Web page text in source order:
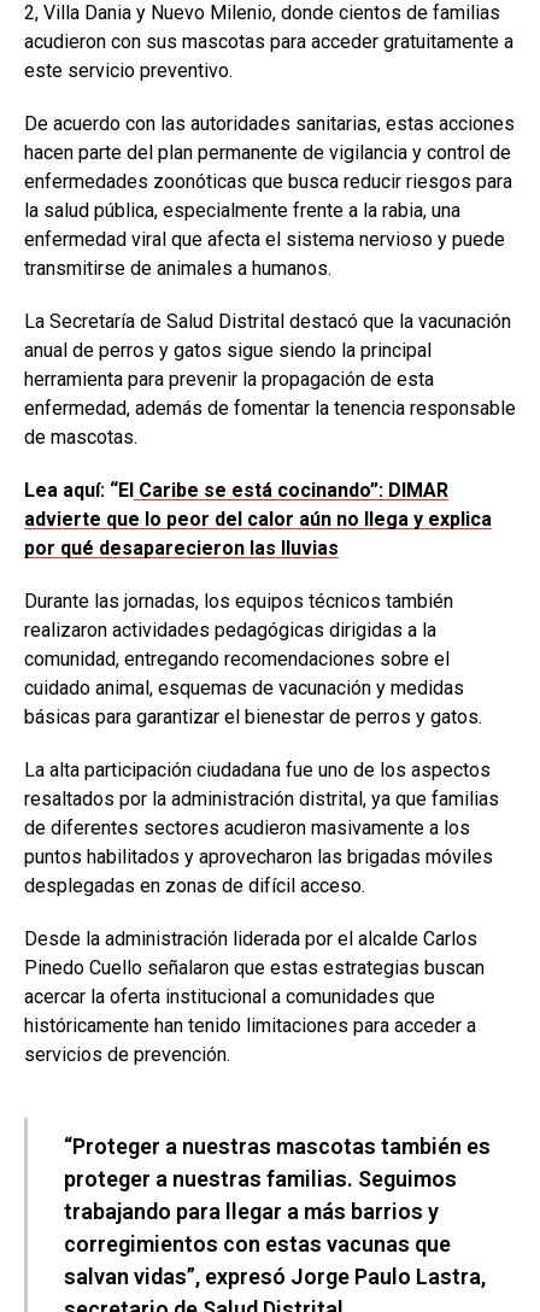
2, Villa Dania y Nuevo Milenio, donde cientos de familias
acudieron con sus mascotas para acceder gratuitamente a
este servicio preventivo.
De acuerdo con las autoridades sanitarias, estas acciones
hacen parte del plan permanente de vigilancia y control de
enfermedades zoonóticas que busca reducir riesgos para
la salud pública, especialmente frente a la rabia, una
enfermedad viral que afecta el sistema nervioso y puede
transmitirse de animales a humanos.
La Secretaría de Salud Distrital destacó que la vacunación
anual de perros y gatos sigue siendo la principal
herramienta para prevenir la propagación de esta
enfermedad, además de fomentar la tenencia responsable
de mascotas.
Lea aquí: “El Caribe se está cocinando”: DIMAR
advierte que lo peor del calor aún no llega y explica
por qué desaparecieron las lluvias
Durante las jornadas, los equipos técnicos también
realizaron actividades pedagógicas dirigidas a la
comunidad, entregando recomendaciones sobre el
cuidado animal, esquemas de vacunación y medidas
básicas para garantizar el bienestar de perros y gatos.
La alta participación ciudadana fue uno de los aspectos
resaltados por la administración distrital, ya que familias
de diferentes sectores acudieron masivamente a los
puntos habilitados y aprovecharon las brigadas móviles
desplegadas en zonas de difícil acceso.
Desde la administración liderada por el alcalde Carlos
Pinedo Cuello señalaron que estas estrategias buscan
acercar la oferta institucional a comunidades que
históricamente han tenido limitaciones para acceder a
servicios de prevención.
“Proteger a nuestras mascotas también es
proteger a nuestras familias. Seguimos
trabajando para llegar a más barrios y
corregimientos con estas vacunas que
salvan vidas”, expresó Jorge Paulo Lastra,